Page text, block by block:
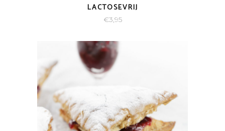
LACTOSEVRIJ
€3,95